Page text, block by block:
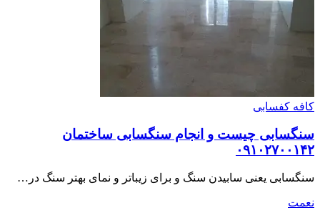
کافه کفسابی
سنگسابی چیست و انجام سنگسابی ساختمان
۰۹۱۰۲۷۰۰۱۴۲
سنگسابی یعنی سابیدن سنگ و برای زیباتر و نمای بهتر سنگ در…
نعمت